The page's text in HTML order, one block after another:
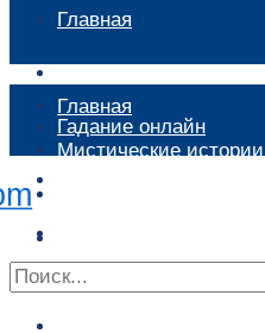
Главная
Гадание онлайн
Контакты
Главная
Мистические истории
Сонник